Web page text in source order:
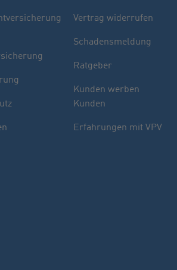
Sie
Vertrag widerrufen
Schadensmeldung
Ratgeber
Kunden werben
Kunden
Erfahrungen mit VPV